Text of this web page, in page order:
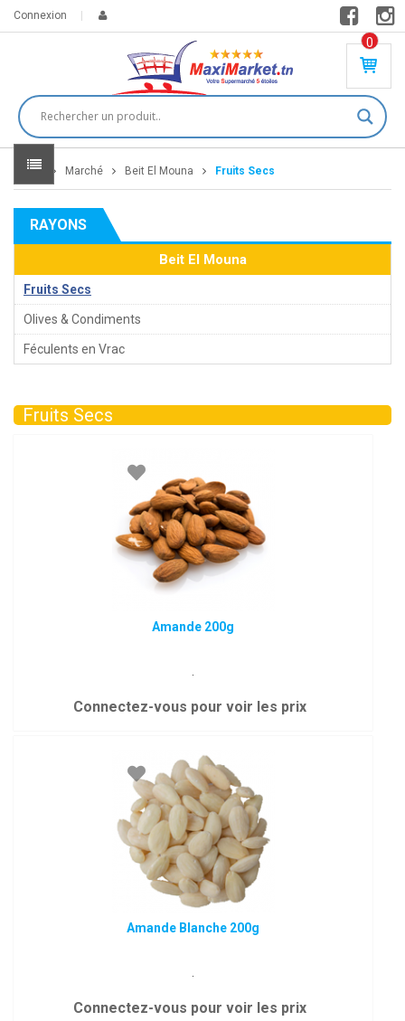
Connexion
0
PR
DU
IT(
S)
DT
Home Marché Beit El Mouna Fruits Secs
RAYONS
Beit El Mouna
Fruits Secs
Olives & Condiments
Féculents en Vrac
Fruits Secs
Amande 200g
.
Connectez-vous pour voir les prix
Amande Blanche 200g
.
Connectez-vous pour voir les prix